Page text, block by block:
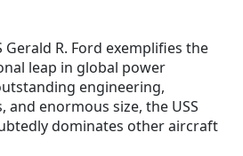
Gerald R. Ford exemplifies the
leap in global power
engineering,
enormous size, the USS
dominates other aircraft